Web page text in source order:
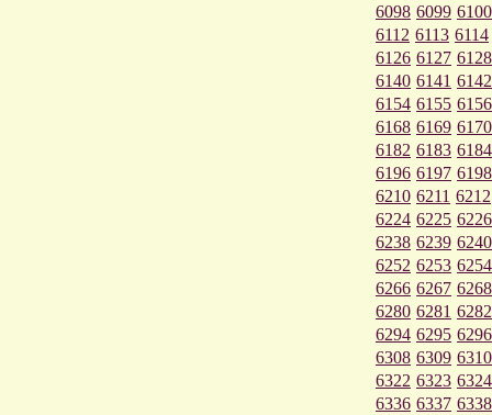
6098 6099 6100
6112 6113 6114
6126 6127 6128
6140 6141 6142
6154 6155 6156
6168 6169 6170
6182 6183 6184
6196 6197 6198
6210 6211 6212
6224 6225 6226
6238 6239 6240
6252 6253 6254
6266 6267 6268
6280 6281 6282
6294 6295 6296
6308 6309 6310
6322 6323 6324
6336 6337 6338